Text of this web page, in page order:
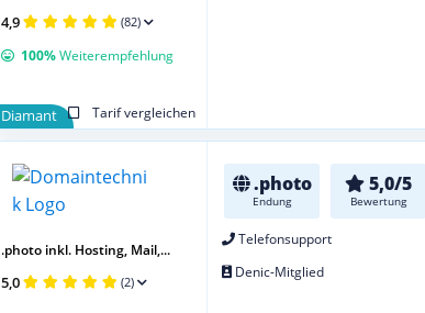
Diamant Tarif vergleichen
4,9 (82)
100%Weiterempfehlung
.photo
Endung
5,0/5
Bewertung
Telefonsupport
Denic-Mitglied
.photo inkl. Hosting, Mail,...
5,0 (2)